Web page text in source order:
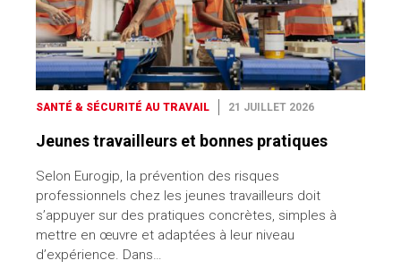
SANTÉ & SÉCURITÉ AU TRAVAIL 21 JUILLET 2026
Jeunes travailleurs et bonnes pratiques
Selon Eurogip, la prévention des risques
professionnels chez les jeunes travailleurs doit
s’appuyer sur des pratiques concrètes, simples à
mettre en œuvre et adaptées à leur niveau
d’expérience. Dans…